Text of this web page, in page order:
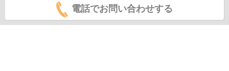
電話でお問い合わせする